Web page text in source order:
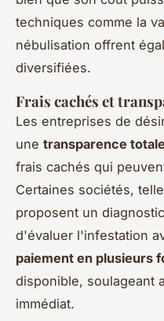
techniques comme la
nébulisation offrent
diversifiées.
Frais cachés et
Les entreprises de
une transparence
frais cachés qui
Certaines sociétés,
proposent un
d'évaluer l'infestation
paiement en plusieurs
disponible, soulageant
immédiat.